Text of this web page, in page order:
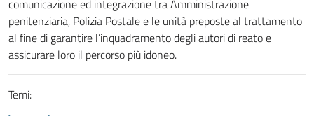
comunicazione ed integrazione tra Amministrazione
penitenziaria, Polizia Postale e le unità preposte al trattamento
al fine di garantire l’inquadramento degli autori di reato e
assicurare loro il percorso più idoneo.
Temi: